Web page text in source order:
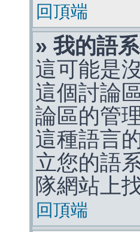
回頂端
» 我的語
這可能是
這個討論
論區的管
這種語言
立您的語
隊網站上
回頂端